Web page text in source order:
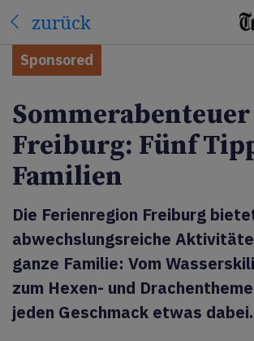
zurück
Sponsored
Freiburg: Fünf
Familien
Die Ferienregion Freiburg
abwechslungsreiche
ganze Familie: Vom
zum Hexen- und
jeden Geschmack etwas dabei.